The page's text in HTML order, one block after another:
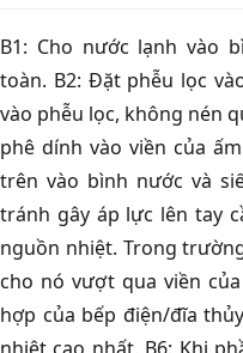
B1: Cho nước lạnh vào
toàn. B2: Đặt phễu lọc
vào phễu lọc, không nén
phê dính vào viền của
trên vào bình nước và
tránh gây áp lực lên tay
nguồn nhiệt. Trong
cho nó vượt qua viền
hợp của bếp điện/đĩa
nhiệt cao nhất. B6: Khi